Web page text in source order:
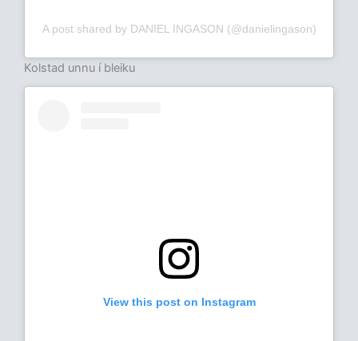
A post shared by DANIEL INGASON (@danielingason)
Kolstad unnu í bleiku
View this post on Instagram